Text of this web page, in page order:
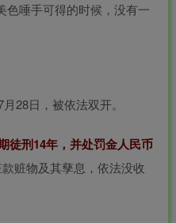
色唾手可得的时候，没有一
28日，被依法双开。
徒刑14年，并处罚金人民币
赃物及其孳息，依法没收